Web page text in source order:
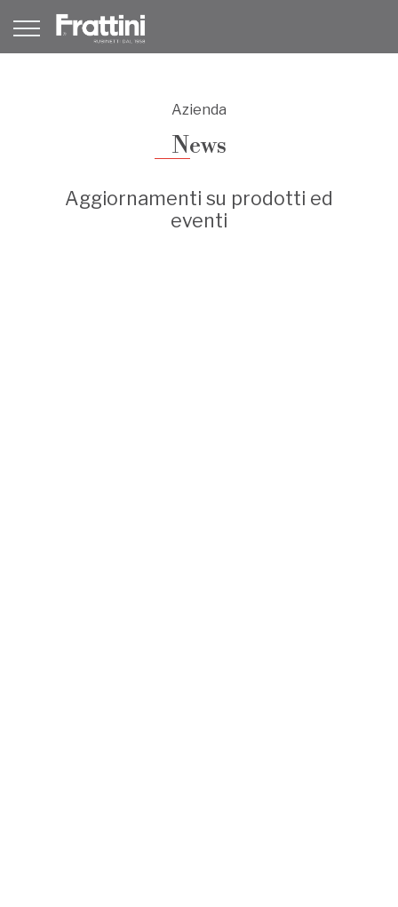
Azienda
News
Aggiornamenti su prodotti ed
eventi